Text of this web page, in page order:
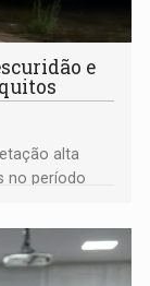
e
alta
no período